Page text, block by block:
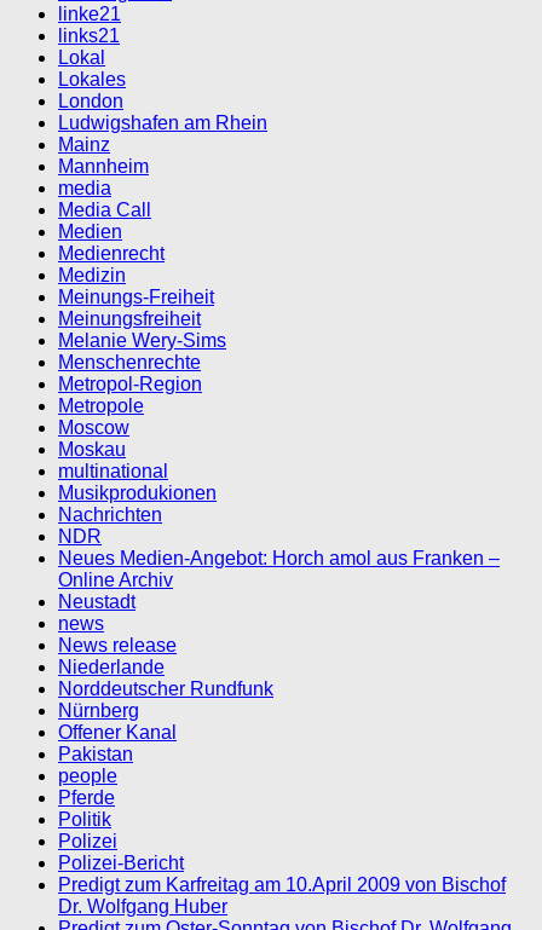
linke21
links21
Lokal
Lokales
London
Ludwigshafen am Rhein
Mainz
Mannheim
media
Media Call
Medien
Medienrecht
Medizin
Meinungs-Freiheit
Meinungsfreiheit
Melanie Wery-Sims
Menschenrechte
Metropol-Region
Metropole
Moscow
Moskau
multinational
Musikprodukionen
Nachrichten
NDR
Neues Medien-Angebot: Horch amol aus Franken –
Online Archiv
Neustadt
news
News release
Niederlande
Norddeutscher Rundfunk
Nürnberg
Offener Kanal
Pakistan
people
Pferde
Politik
Polizei
Polizei-Bericht
Predigt zum Karfreitag am 10.April 2009 von Bischof
Dr. Wolfgang Huber